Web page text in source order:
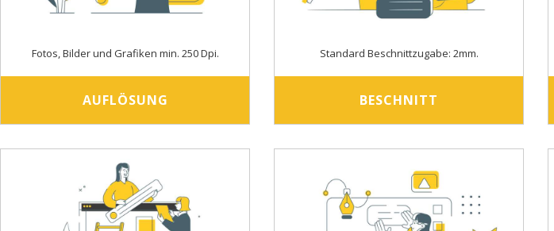
Fotos, Bilder und Grafiken min. 250 Dpi.
AUFLÖSUNG
Standard Beschnittzugabe: 2mm.
BESCHNITT